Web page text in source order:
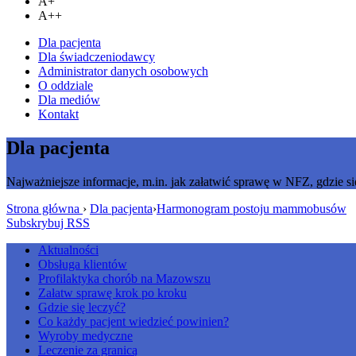
A++
Dla pacjenta
Dla świadczeniodawcy
Administrator danych osobowych
O oddziale
Dla mediów
Kontakt
Dla pacjenta
Najważniejsze informacje, m.in. jak załatwić sprawę w NFZ, gdzie
Strona główna › Dla pacjenta›Harmonogram postoju mammobusów
Subskrybuj RSS
Aktualności
Obsługa klientów
Profilaktyka chorób na Mazowszu
Załatw sprawę krok po kroku
Gdzie się leczyć?
Co każdy pacjent wiedzieć powinien?
Wyroby medyczne
Leczenie za granicą